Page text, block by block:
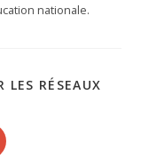
nationale.
LES RÉSEAUX